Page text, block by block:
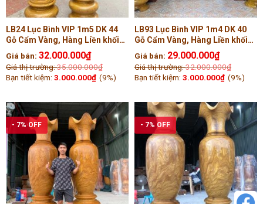
LB24 Lục Bình VIP 1m5 DK 44
Gỗ Cẩm Vàng, Hàng Liền khối
Tiện Tay ( Chú Hải, Nghệ An)
Giá bán: 32.000.000₫
Giá thị trường:35.000.000₫
Bạn tiết kiệm: 3.000.000₫ (9%)
LB93 Lục Bình VIP 1m4 DK 40
Gỗ Cẩm Vàng, Hàng Liền khối
Tiện Tay ( Anh Hiệp, Hà Nội )
Giá bán: 29.000.000₫
Giá thị trường:32.000.000₫
Bạn tiết kiệm: 3.000.000₫ (9%)
- 7% OFF - 7% OFF